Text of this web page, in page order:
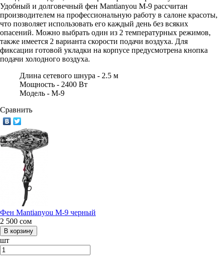
Удобный и долговечный фен Mantianyou M-9 рассчитан
производителем на профессиональную работу в салоне красоты,
что позволяет использовать его каждый день без всяких
опасений. Можно выбрать один из 2 температурных режимов,
также имеется 2 варианта скорости подачи воздуха. Для
фиксации готовой укладки на корпусе предусмотрена кнопка
подачи холодного воздуха.
Длина сетевого шнура - 2.5 м
Мощность - 2400 Вт
Модель - М-9
Сравнить
Фен Mantianyou М-9 черный
2 500 сом
шт